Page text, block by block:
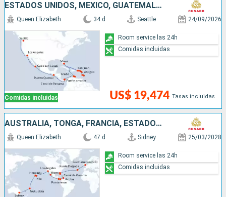
ESTADOS UNIDOS, MÉXICO, GUATEMALA, PANAMÁ, ARUBA, PUERTO RICO, ANTIGUA Y BARBUDA, SANTA LUCIA, BARBADOS, SAN MARTÍN
Comidas incluidas
Queen Elizabeth 34 d Seattle 24/09/2026
US$ 19,474 Tasas incluidas
Room service las 24h
Comidas incluidas
AUSTRALIA, TONGA, FRANCIA, ESTADOS UNIDOS, PORTUGAL, MÉXICO, COSTA RICA, PANAMÁ, ARUBA, REINO UNIDO
Queen Elizabeth 47 d Sidney 25/03/2028
Room service las 24h
Comidas incluidas